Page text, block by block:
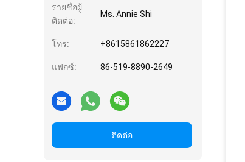
รายชื่อผู้
ติดต่อ:
Ms. Annie Shi
โทร: +8615861862227
แฟกซ์: 86-519-8890-2649
ติดต่อ